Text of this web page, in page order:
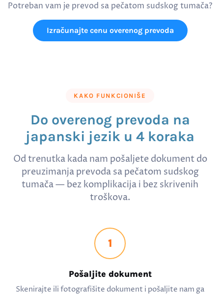
Potreban vam je prevod sa pečatom sudskog tumača?
Izračunajte cenu overenog prevoda
KAKO FUNKCIONIŠE
Do overenog prevoda na
japanski jezik u 4 koraka
Od trenutka kada nam pošaljete dokument do
preuzimanja prevoda sa pečatom sudskog
tumača — bez komplikacija i bez skrivenih
troškova.
1
Pošaljite dokument
Skenirajte ili fotografišite dokument i pošaljite nam ga